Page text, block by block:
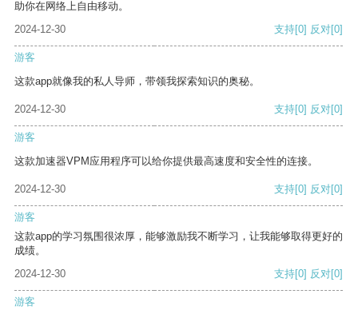
助你在网络上自由移动。
2024-12-30
支持[0] 反对[0]
游客
这款app就像我的私人导师，带领我探索知识的奥秘。
2024-12-30 支持[0] 反对[0]
游客
这款加速器VPM应用程序可以给你提供最高速度和安全性的连接。
2024-12-30 支持[0] 反对[0]
游客
这款app的学习氛围很浓厚，能够激励我不断学习，让我能够取得更好的
成绩。
2024-12-30
支持[0] 反对[0]
游客